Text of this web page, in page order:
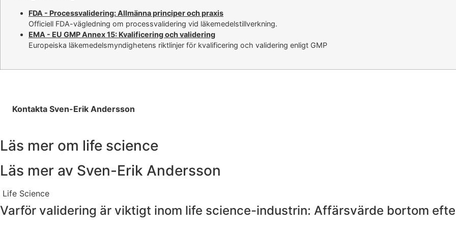
FDA - Processvalidering: Allmänna principer och praxis
Officiell FDA-vägledning om processvalidering vid läkemedelstillverkning.
EMA - EU GMP Annex 15: Kvalificering och validering
Europeiska läkemedelsmyndighetens riktlinjer för kvalificering och validering enligt GMP
Kontakta Sven-Erik Andersson
Läs mer om life science
Läs mer av Sven-Erik Andersson
Life Science
Varför validering är viktigt inom life science-industrin: Affärsvärde bortom